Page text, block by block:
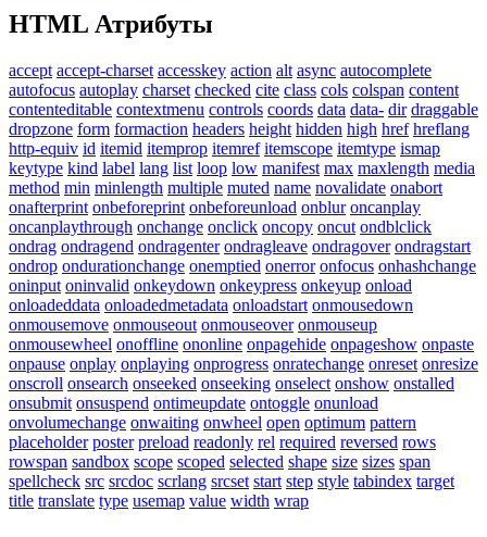
HTML Атрибуты
accept accept-charset accesskey action alt async autocomplete
autofocus autoplay charset checked cite class cols colspan content
contenteditable contextmenu controls coords data data- dir draggable
dropzone form formaction headers height hidden high href hreflang
http-equiv id itemid itemprop itemref itemscope itemtype ismap
keytype kind label lang list loop low manifest max maxlength media
method min minlength multiple muted name novalidate onabort
onafterprint onbeforeprint onbeforeunload onblur oncanplay
oncanplaythrough onchange onclick oncopy oncut ondblclick
ondrag ondragend ondragenter ondragleave ondragover ondragstart
ondrop ondurationchange onemptied onerror onfocus onhashchange
oninput oninvalid onkeydown onkeypress onkeyup onload
onloadeddata onloadedmetadata onloadstart onmousedown
onmousemove onmouseout onmouseover onmouseup
onmousewheel onoffline ononline onpagehide onpageshow onpaste
onpause onplay onplaying onprogress onratechange onreset onresize
onscroll onsearch onseeked onseeking onselect onshow onstalled
onsubmit onsuspend ontimeupdate ontoggle onunload
onvolumechange onwaiting onwheel open optimum pattern
placeholder poster preload readonly rel required reversed rows
rowspan sandbox scope scoped selected shape size sizes span
spellcheck src srcdoc scrlang srcset start step style tabindex target
title translate type usemap value width wrap